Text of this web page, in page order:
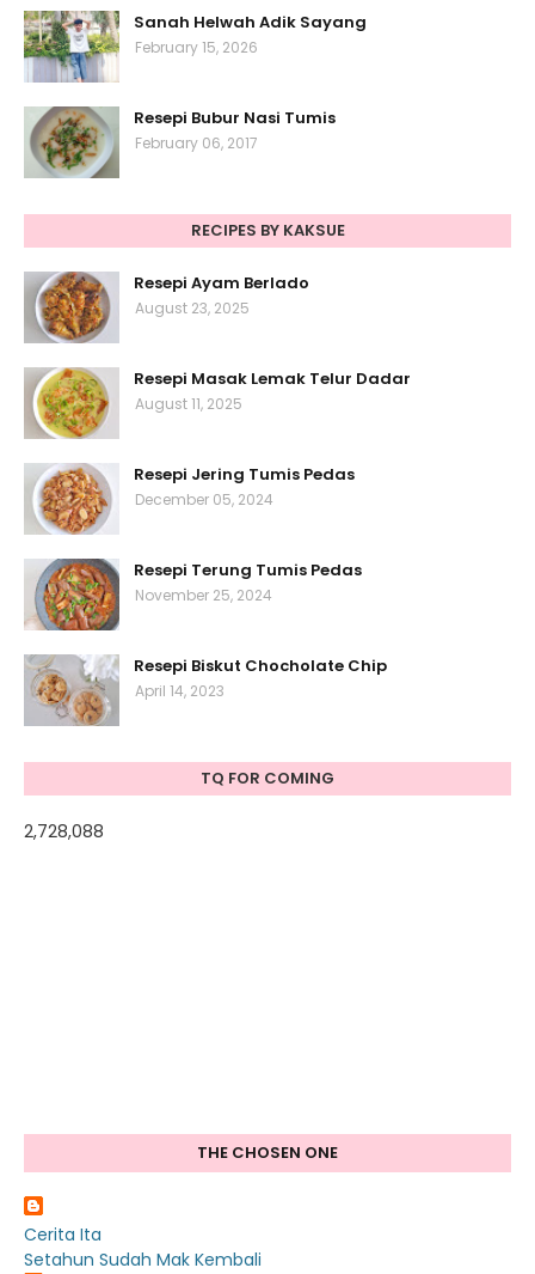
Sanah Helwah Adik Sayang
February 15, 2026
Resepi Bubur Nasi Tumis
February 06, 2017
RECIPES BY KAKSUE
Resepi Ayam Berlado
August 23, 2025
Resepi Masak Lemak Telur Dadar
August 11, 2025
Resepi Jering Tumis Pedas
December 05, 2024
Resepi Terung Tumis Pedas
November 25, 2024
Resepi Biskut Chocholate Chip
April 14, 2023
TQ FOR COMING
2,728,088
THE CHOSEN ONE
Cerita Ita
Setahun Sudah Mak Kembali